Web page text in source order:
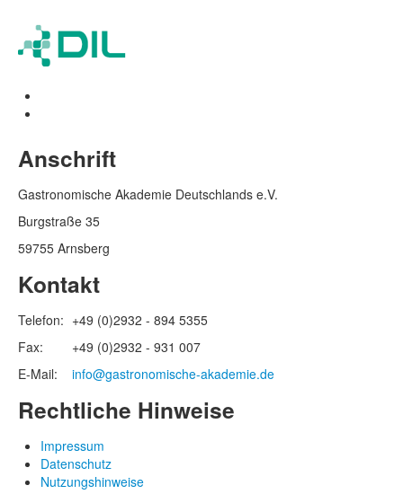
Anschrift
Gastronomische Akademie Deutschlands e.V.
Burgstraße 35
59755 Arnsberg
Kontakt
Telefon: +49 (0)2932 - 894 5355
Fax:
+49 (0)2932 - 931 007
E-Mail:
info@gastronomische-akademie.de
Rechtliche Hinweise
Impressum
Datenschutz
Nutzungshinweise